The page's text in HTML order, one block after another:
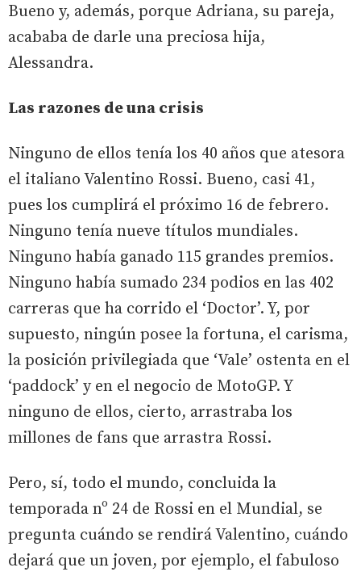
Bueno y, además, porque Adriana, su pareja,
acababa de darle una preciosa hija,
Alessandra.
Las razones de una crisis
Ninguno de ellos tenía los 40 años que atesora
el italiano Valentino Rossi. Bueno, casi 41,
pues los cumplirá el próximo 16 de febrero.
Ninguno tenía nueve títulos mundiales.
Ninguno había ganado 115 grandes premios.
Ninguno había sumado 234 podios en las 402
carreras que ha corrido el ‘Doctor’. Y, por
supuesto, ningún posee la fortuna, el carisma,
la posición privilegiada que ‘Vale’ ostenta en el
‘paddock’ y en el negocio de MotoGP. Y
ninguno de ellos, cierto, arrastraba los
millones de fans que arrastra Rossi.
Pero, sí, todo el mundo, concluida la
temporada nº 24 de Rossi en el Mundial, se
pregunta cuándo se rendirá Valentino, cuándo
dejará que un joven, por ejemplo, el fabuloso